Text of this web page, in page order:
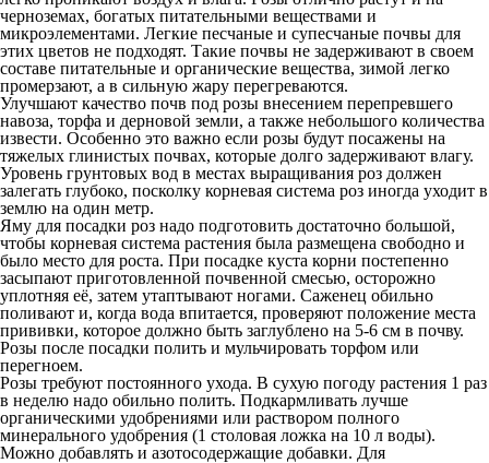
черноземах, богатых питательными веществами и
микроэлементами. Легкие песчаные и супесчаные почвы для
этих цветов не подходят. Такие почвы не задерживают в своем
составе питательные и органические вещества, зимой легко
промерзают, а в сильную жару перегреваются.
Улучшают качество почв под розы внесением перепревшего
навоза, торфа и дерновой земли, а также небольшого количества
извести. Особенно это важно если розы будут посажены на
тяжелых глинистых почвах, которые долго задерживают влагу.
Уровень грунтовых вод в местах выращивания роз должен
залегать глубоко, посколку корневая система роз иногда уходит в
землю на один метр.
Яму для посадки роз надо подготовить достаточно большой,
чтобы корневая система растения была размещена свободно и
было место для роста. При посадке куста корни постепенно
засыпают приготовленной почвенной смесью, осторожно
уплотняя её, затем утаптывают ногами. Саженец обильно
поливают и, когда вода впитается, проверяют положение места
прививки, которое должно быть заглублено на 5-6 см в почву.
Розы после посадки полить и мульчировать торфом или
перегноем.
Розы требуют постоянного ухода. В сухую погоду растения 1 раз
в неделю надо обильно полить. Подкармливать лучше
органическими удобрениями или раствором полного
минерального удобрения (1 столовая ложка на 10 л воды).
Можно добавлять и азотосодержащие добавки. Для